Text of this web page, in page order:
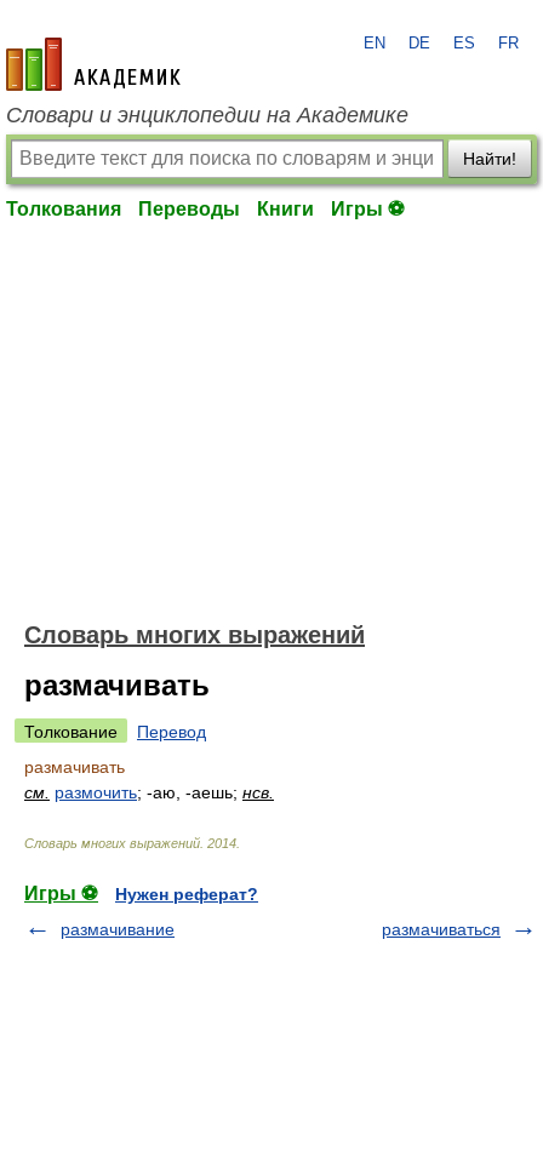
academic.ru
EN DE ES FR
Словари и энциклопедии на Академике
Найти!
Толкования Переводы Книги Игры ⚽
Словарь многих выражений
размачивать
Толкование
Перевод
размачивать
см. размочить; -аю, -аешь; нсв.
Словарь многих выражений 2014
Игры ⚽
Нужен реферат?
размачивание
размачиваться